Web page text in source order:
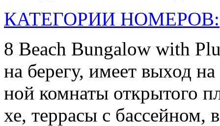
КАТЕГОРИИ НОМЕРОВ:
8 Beach Bungalow with
на бе­регу, име­ет вы­ход
ной ком­на­ты отк­ры­того
хе, тер­ра­сы с бас­сей­ном,